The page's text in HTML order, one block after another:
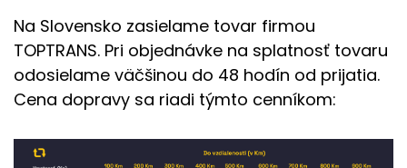
Na Slovensko zasielame tovar firmou
TOPTRANS. Pri objednávke na splatnosť tovaru
odosielame väčšinou do 48 hodín od prijatia.
Cena dopravy sa riadi týmto cenníkom: